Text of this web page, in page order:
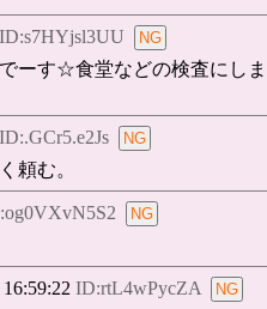
ID:s7HYjsl3UU
ーす☆食堂などの検査にしま
ID:.GCr5.e2Js
頼む。
ID:rtL4wPycZA